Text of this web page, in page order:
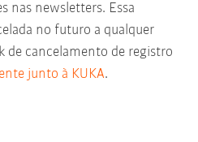
nas newsletters. Essa
no futuro a qualquer
cancelamento de registro
junto à KUKA.